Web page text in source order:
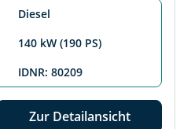
Diesel
140 kW (190 PS)
IDNR: 80209
Zur Detailansicht